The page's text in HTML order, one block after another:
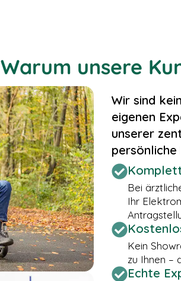
Warum unsere
Wir sind
eigenen
unserer
Bei
Ihr
Kein
zu Ihnen –
Echte